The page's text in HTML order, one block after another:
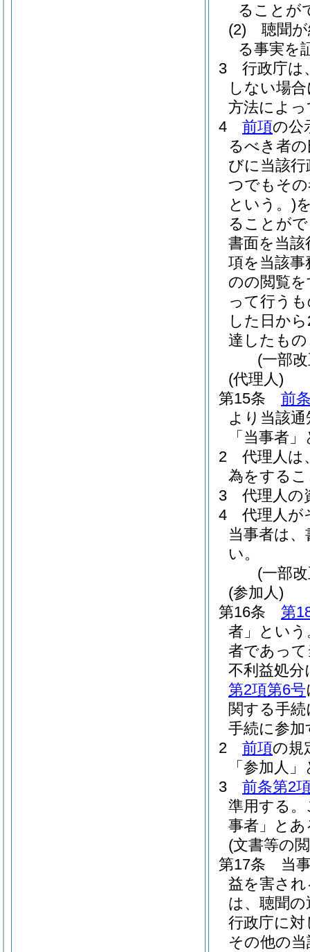
ることが
(2)
聴聞
る事実を
3
行政庁は
しない場
方法によ
4
前項の公
るべき者
びに当該行
つでもそ
という。)
ることが
書面を当
項を当該
のの閲覧
って行う
した日か
達したも
(一部
(代理人)
第15条
前
より当該
「当事者
2
代理人は
為をする
3
代理人の
4
代理人が
当事者は
い。
(一部
(参加人)
第16条
第
者」という
者であっ
不利益処
第2項第6号
関する手
手続に参
2
前項の規
「参加人
3
前条第2
準用する。
事者」と
(文書等の
第17条
当
益を害さ
は、聴聞
行政庁に
その他の